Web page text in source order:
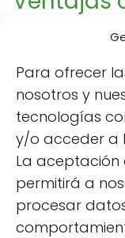
Para ofrecer
nosotros y
tecnologías
y/o acceder a
La aceptación
permitirá a
procesar
Las piscinas
ventajas.
Evitan el
químicos,
el medio